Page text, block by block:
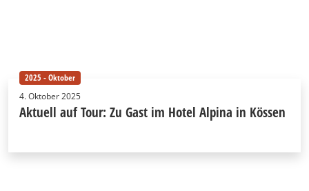
2025 - Oktober
4. Oktober 2025
Aktuell auf Tour: Zu Gast im Hotel Alpina in Kössen